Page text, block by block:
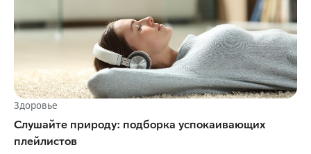
Здоровье
Слушайте природу: подборка успокаивающих
плейлистов